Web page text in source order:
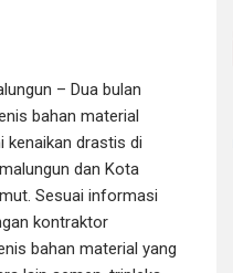
– Dua bulan
bahan material
kenaikan drastis di
dan Kota
Sesuai informasi
kontraktor
bahan material yang